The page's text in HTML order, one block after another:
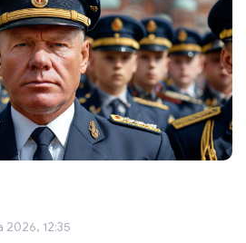
2026, 12:35